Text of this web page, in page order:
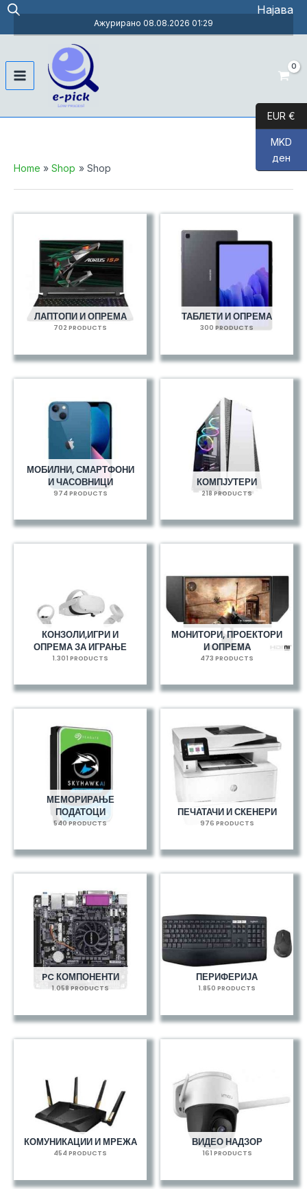
Skip
content
Најава
Ажурирано 08.08.2026 01:29
Main
Home Shop Shop
ЛАПТОПИ И ОПРЕМА
702 PRODUCTS
ТАБЛЕТИ И ОПРЕМА
300 PRODUCTS
МОБИЛНИ, СМАРТФОНИ
И ЧАСОВНИЦИ
974 PRODUCTS
КОМПЈУТЕРИ
218 PRODUCTS
КОНЗОЛИ,ИГРИ И
ОПРЕМА ЗА ИГРАЊЕ
1.301 PRODUCTS
МОНИТОРИ, ПРОЕКТОРИ
И ОПРЕМА
473 PRODUCTS
МЕМОРИРАЊЕ
ПОДАТОЦИ
540 PRODUCTS
ПЕЧАТАЧИ И СКЕНЕРИ
976 PRODUCTS
PC КОМПОНЕНТИ
1.058 PRODUCTS
ПЕРИФЕРИЈА
1.850 PRODUCTS
КОМУНИКАЦИИ И МРЕЖА
454 PRODUCTS
ВИДЕО НАДЗОР
161 PRODUCTS
EUR €
MKD
ден